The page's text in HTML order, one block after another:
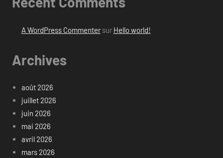
A WordPress Commentersur Hello world!
Archives
août 2026
juillet 2026
juin 2026
mai 2026
avril 2026
mars 2026